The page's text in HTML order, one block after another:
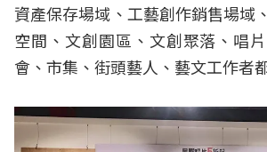
資產保存場域、工藝創作銷售場域
空間、文創園區、文創聚落、唱
會、市集、街頭藝人、藝文工作者